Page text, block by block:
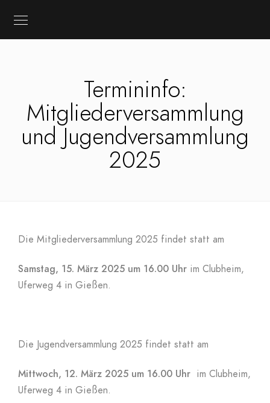
Termininfo:
Mitgliederversammlung
und Jugendversammlung
2025
Die Mitgliederversammlung 2025 findet statt am
Samstag, 15. März 2025 um 16.00 Uhr im Clubheim,
Uferweg 4 in Gießen.
Die Jugendversammlung 2025 findet statt am
Mittwoch, 12. März 2025 um 16.00 Uhr im Clubheim,
Uferweg 4 in Gießen.